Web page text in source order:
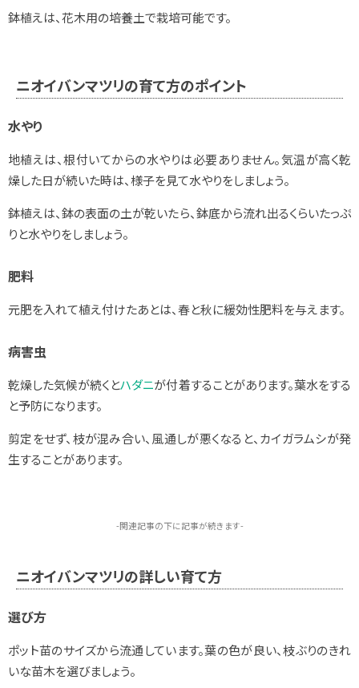
鉢植えは、花木用の培養土で栽培可能です。
ニオイバンマツリの育て方のポイント
水やり
地植えは、根付いてからの水やりは必要ありません。気温が高く乾
燥した日が続いた時は、様子を見て水やりをしましょう。
鉢植えは、鉢の表面の土が乾いたら、鉢底から流れ出るくらいたっぷ
りと水やりをしましょう。
肥料
元肥を入れて植え付けたあとは、春と秋に緩効性肥料を与えます。
病害虫
乾燥した気候が続くとハダニが付着することがあります。葉水をする
と予防になります。
剪定をせず、枝が混み合い、風通しが悪くなると、カイガラムシが発
生することがあります。
-関連記事の下に記事が続きます-
ニオイバンマツリの詳しい育て方
選び方
ポット苗のサイズから流通しています。葉の色が良い、枝ぶりのきれ
いな苗木を選びましょう。